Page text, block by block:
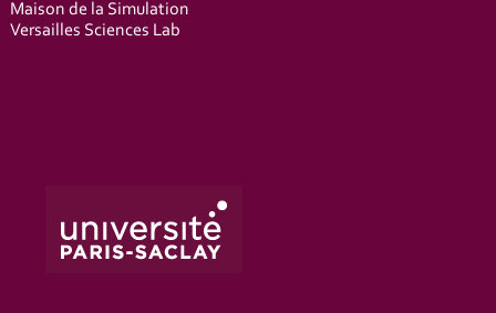
Maison de la Simulation
Versailles Sciences Lab